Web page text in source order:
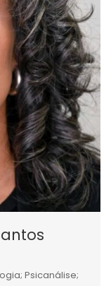
Psicanálise;